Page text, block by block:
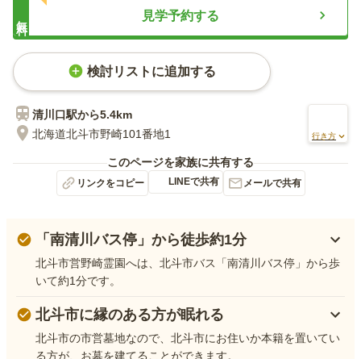
見学予約する
検討リストに追加する
清川口駅から5.4km
北海道北斗市野崎101番地1
行き方
このページを家族に共有する
リンクをコピー LINEで共有 メールで共有
「南清川バス停」から徒歩約1分
北斗市営野崎霊園へは、北斗市バス「南清川バス停」から歩
いて約1分です。
北斗市に縁のある方が眠れる
北斗市の市営墓地なので、北斗市にお住いか本籍を置いてい
る方が、お墓を建てることができます。